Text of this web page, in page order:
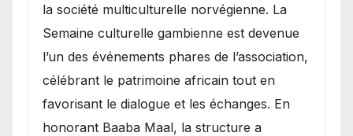
la société multiculturelle norvégienne. La
Semaine culturelle gambienne est devenue
l’un des événements phares de l’association,
célébrant le patrimoine africain tout en
favorisant le dialogue et les échanges. En
honorant Baaba Maal, la structure a